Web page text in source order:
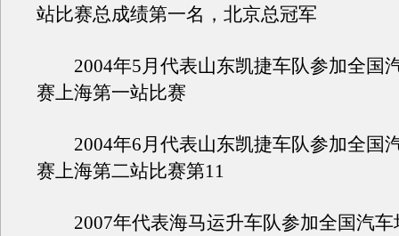
站比赛总成绩第一名，北京总冠军
2004年5月代表山东凯捷车队参加全国
赛上海第一站比赛
2004年6月代表山东凯捷车队参加全国
赛上海第二站比赛第11
2007年代表海马运升车队参加全国汽车